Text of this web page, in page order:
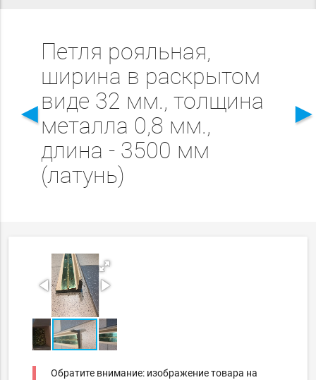
◄
Петля рояльная,
ширина в раскрытом
виде 32 мм., толщина
металла 0,8 мм.,
длина - 3500 мм
(латунь)
Обратите внимание: изображение товара на